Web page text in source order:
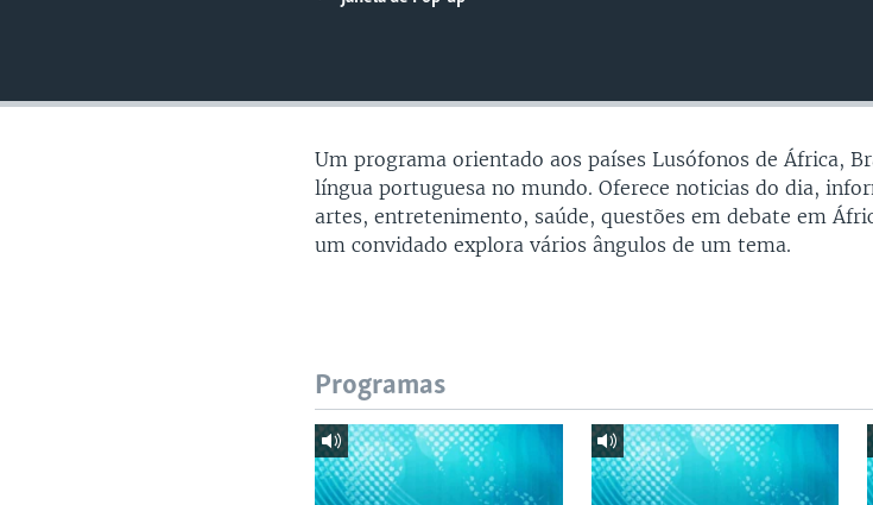
Um programa orientado aos países Lusófonos de África,
língua portuguesa no mundo. Oferece noticias do dia,
artes, entretenimento, saúde, questões em debate em
um convidado explora vários ângulos de um tema.
Programas